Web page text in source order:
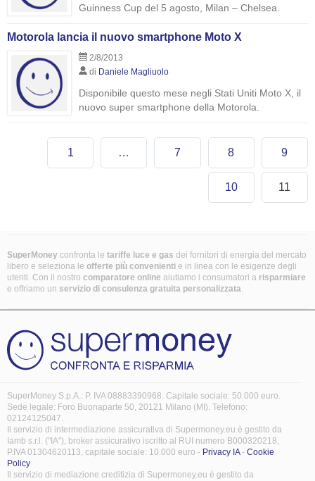
Guinness Cup del 5 agosto, Milan – Chelsea.
Motorola lancia il nuovo smartphone Moto X
2/8/2013
di Daniele Magliuolo
Disponibile questo mese negli Stati Uniti Moto X, il
nuovo super smartphone della Motorola.
1 … 7 8 9
10 11
SuperMoney confronta le tariffe luce e gas dei fornitori di energia del mercato
libero e seleziona le offerte più convenienti e in linea con le esigenze degli
utenti. Con il nostro comparatore online aiutiamo i consumatori a risparmiare
e offriamo un servizio di consulenza gratuita personalizzata.
SuperMoney S.p.A.: P. IVA 08883390968. Capitale sociale: 50.000 euro.
Sede legale: Foro Buonaparte 50, 20121 Milano (MI). Telefono:
02124125047.
Il servizio di intermediazione assicurativa di Supermoney.eu è gestito da
Iamb s.r.l. ("IA"), broker assicurativo iscritto al RUI numero B000320218,
P.IVA 01304620113, capitale sociale: 10.000 euro - Privacy IA- Cookie
Policy
Il servizio di mediazione creditizia di Supermoney.eu è gestito da